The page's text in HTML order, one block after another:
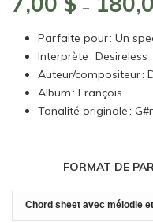
–
Parfaite pour : Un
Interprète : Desireless
Auteur/compositeur :
Album : François
Tonalité originale :
FORMAT DE